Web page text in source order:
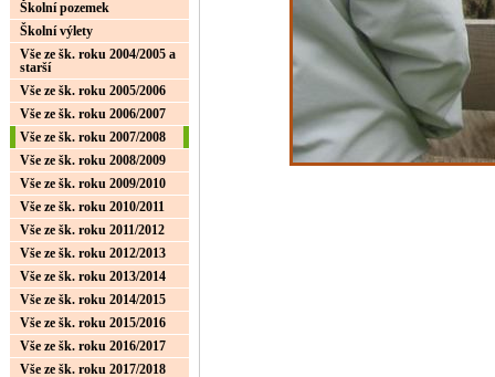
Školní pozemek
Školní výlety
Vše ze šk. roku 2004/2005 a
starší
Vše ze šk. roku 2005/2006
Vše ze šk. roku 2006/2007
Vše ze šk. roku 2007/2008
Vše ze šk. roku 2008/2009
Vše ze šk. roku 2009/2010
Vše ze šk. roku 2010/2011
Vše ze šk. roku 2011/2012
Vše ze šk. roku 2012/2013
Vše ze šk. roku 2013/2014
Vše ze šk. roku 2014/2015
Vše ze šk. roku 2015/2016
Vše ze šk. roku 2016/2017
Vše ze šk. roku 2017/2018